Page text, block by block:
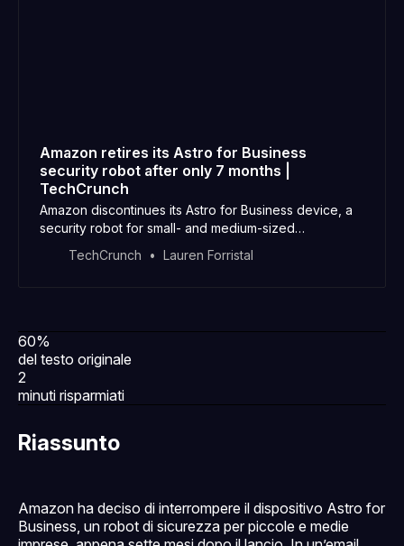
Amazon retires its Astro for Business
security robot after only 7 months |
TechCrunch
Amazon discontinues its Astro for Business device, a
security robot for small- and medium-sized
TechCrunch Lauren Forristal
60%
del testo originale
2
minuti risparmiati
Riassunto
Amazon ha deciso di interrompere il dispositivo Astro for
Business, un robot di sicurezza per piccole e medie